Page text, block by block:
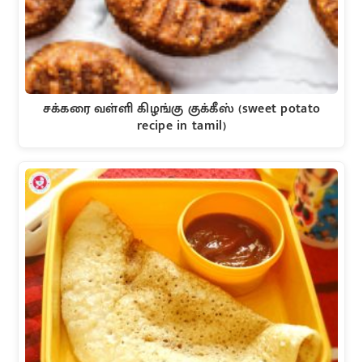
சக்கரை வள்ளி கிழங்கு குக்கீஸ் (sweet potato
recipe in tamil)